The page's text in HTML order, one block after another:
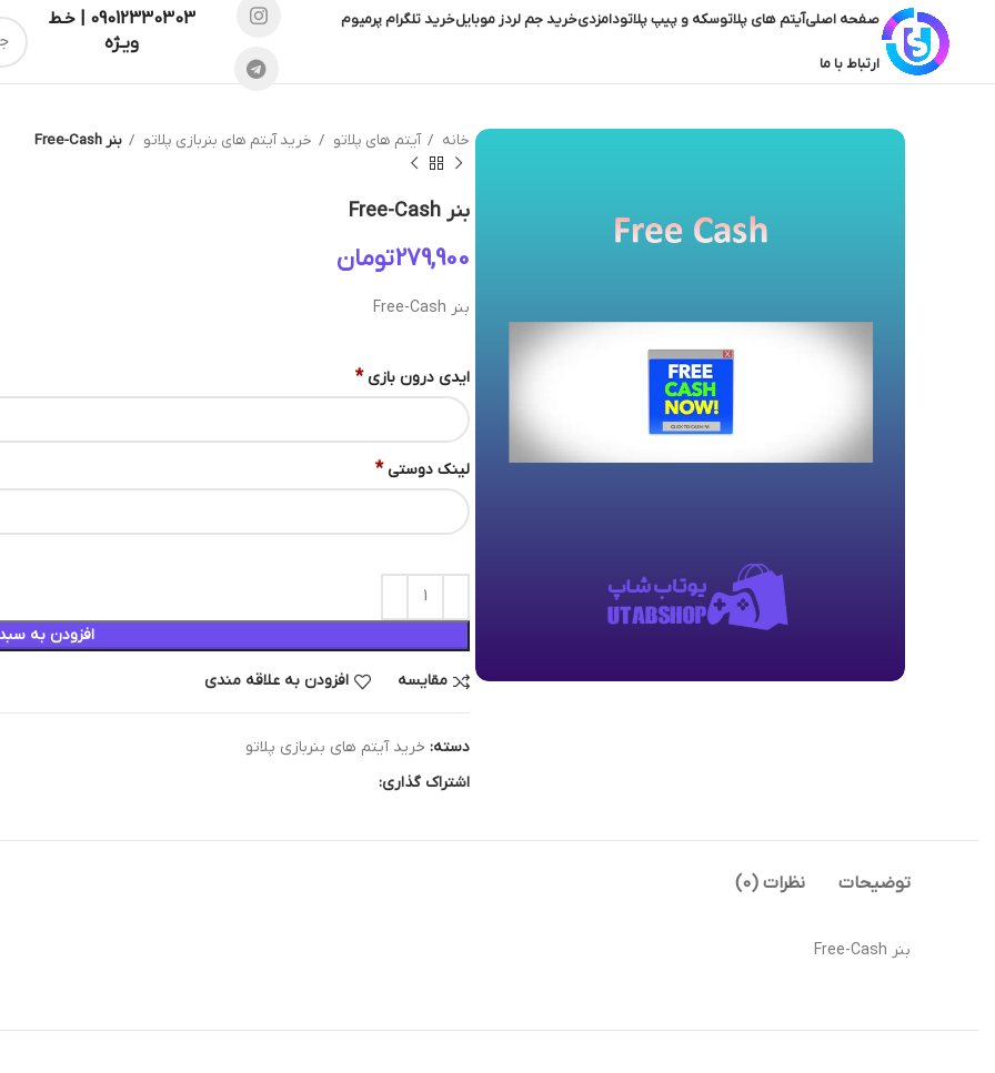
صفحه اصلیآیتم های پلاتوسکه و پیپ پلاتودامزدیخرید جم لردز موبایلخرید تلگرام پرمیوم
ارتباط با ما
09012330303 | خـط
ویـژه
خانه آیتم های پلاتو خرید آیتم های بنربازی پلاتو بنر Free-Cash
بنر Free-Cash
تومان
بنر Free-Cash
ایدی درون بازی *
لینک دوستی *
افزودن به
مقایسه افزودن به علاقه مندی
دسته: خرید آیتم های بنربازی پلاتو
اشتراک گذاری:
توضیحات نظرات (0)
بنر Free-Cash